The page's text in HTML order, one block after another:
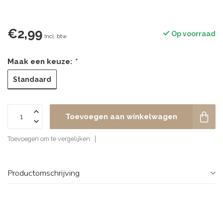
€2,99 Incl. btw Op voorraad
Maak een keuze: *
Standaard
Toevoegen aan winkelwagen
Toevoegen om te vergelijken
Productomschrijving